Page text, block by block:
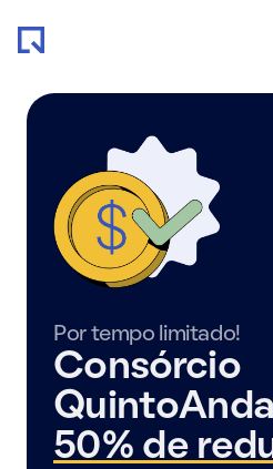
Por tempo limitado!
Consórcio
50% de